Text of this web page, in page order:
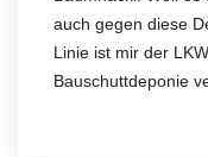
auch gegen diese
Linie ist mir der
Bauschuttdeponie